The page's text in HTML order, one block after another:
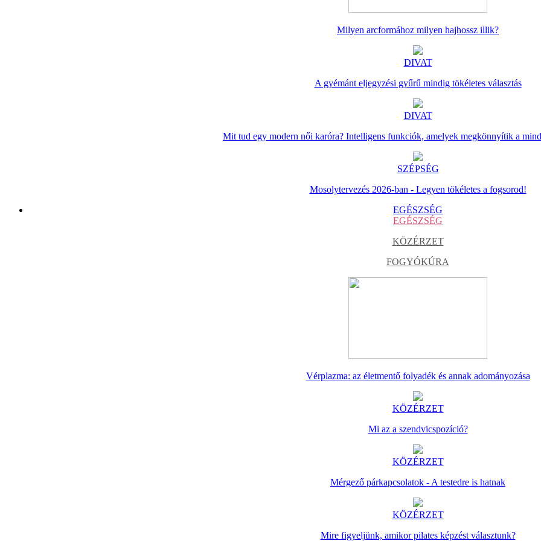
Milyen arcformához milyen hajhossz illik?
DIVAT
A gyémánt eljegyzési gyűrű mindig tökéletes választás
DIVAT
Mit tud egy modern női karóra? Intelligens funkciók, amelyek megkönnyítik a
SZÉPSÉG
Mosolytervezés 2026-ban - Legyen tökéletes a fogsorod!
EGÉSZSÉG
EGÉSZSÉG
KÖZÉRZET
FOGYÓKÚRA
Vérplazma: az életmentő folyadék és annak adományozása
KÖZÉRZET
Mi az a szendvicspozíció?
KÖZÉRZET
Mérgező párkapcsolatok - A testedre is hatnak
KÖZÉRZET
Mire figyeljünk, amikor pilates képzést választunk?